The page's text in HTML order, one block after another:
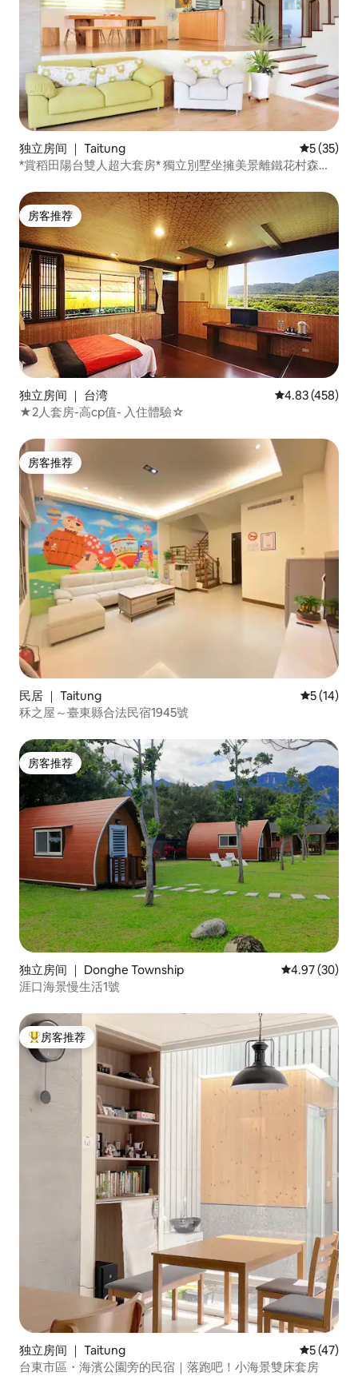
独立房间 ｜ Taitung 平均评分
5 (35)
*賞稻田陽台雙人超大套房* 獨立別墅坐擁美景離鐵花村森林
房客推荐
房客推荐
独立房间 ｜ 台湾 平均评分 4.83
4.83 (458)
★2人套房-高cp值- 入住體驗☆
房客推荐
房客推荐
民居 ｜ Taitung 平均评分
5 (14)
秝之屋～臺東縣合法民宿1945號
房客推荐
房客推荐
独立房间 ｜ Donghe Township 平均评分
4.97 (30)
涯口海景慢生活1號
热门「房客推荐」
房客推荐
独立房间 ｜ Taitung 平均评分
5 (47)
台東市區・海濱公園旁的民宿｜落跑吧！小海景雙床套房